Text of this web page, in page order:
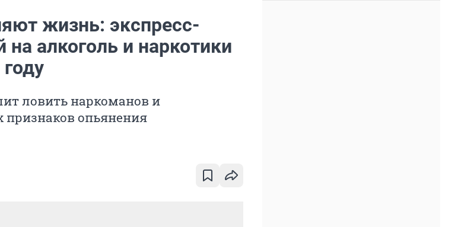
жизнь: экспресс-
на алкоголь и наркотики
ловить наркоманов и
признаков опьянения